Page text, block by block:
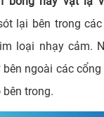
lại bên trong
loại nhạy cảm.
ngoài các
trong.